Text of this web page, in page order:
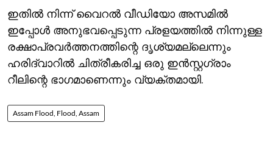
ഇതില്‍ നിന്ന് വൈറല്‍ വീഡിയോ അസമില്‍
ഇപ്പോള്‍ അനുഭവപ്പെടുന്ന പ്രളയത്തില്‍ നിന്നുള്ള
രക്ഷാപ്രവര്‍ത്തനത്തിന്റെ ദൃശ്യമല്ലെന്നും
ഹരിദ്വാറില്‍ ചിത്രീകരിച്ച ഒരു ഇന്‍സ്റ്റഗ്രാം
റീലിന്റെ ഭാഗമാണെന്നും വ്യക്തമായി.
Assam Flood, Flood, Assam